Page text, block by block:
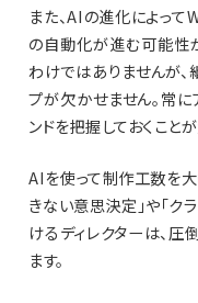
また、AIの進化によっ
の自動化が進む可能性
わけではありませんが
プが欠かせません。常
ンドを把握しておくこと
AIを使って制作工数を
きない意思決定」や「ク
けるディレクターは、
ます。